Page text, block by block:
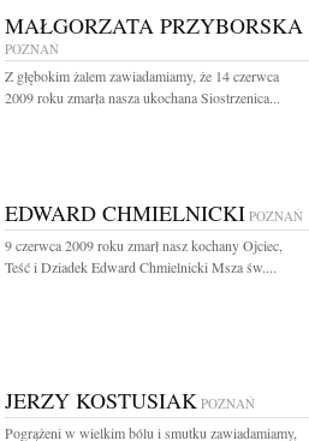
MAŁGORZATA PRZYBORSKA
POZNAŃ
Z głębokim żalem zawiadamiamy, że 14 czerwca
2009 roku zmarła nasza ukochana Siostrzenica...
EDWARD CHMIELNICKI POZNAŃ
9 czerwca 2009 roku zmarł nasz kochany Ojciec,
Teść i Dziadek Edward Chmielnicki Msza św....
JERZY KOSTUSIAK POZNAŃ
Pogrążeni w wielkim bólu i smutku zawiadamiamy,